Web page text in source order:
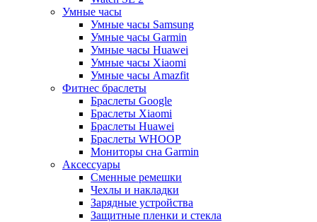
Умные часы
Умные часы Samsung
Умные часы Garmin
Умные часы Huawei
Умные часы Xiaomi
Умные часы Amazfit
Фитнес браслеты
Браслеты Google
Браслеты Xiaomi
Браслеты Huawei
Браслеты WHOOP
Мониторы сна Garmin
Аксессуары
Сменные ремешки
Чехлы и накладки
Зарядные устройства
Защитные пленки и стекла